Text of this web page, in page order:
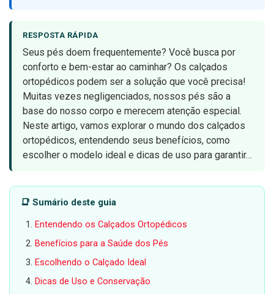
RESPOSTA RÁPIDA
Seus pés doem frequentemente? Você busca por
conforto e bem-estar ao caminhar? Os calçados
ortopédicos podem ser a solução que você precisa!
Muitas vezes negligenciados, nossos pés são a
base do nosso corpo e merecem atenção especial.
Neste artigo, vamos explorar o mundo dos calçados
ortopédicos, entendendo seus benefícios, como
escolher o modelo ideal e dicas de uso para garantir…
📑 Sumário deste guia
Entendendo os Calçados Ortopédicos
Benefícios para a Saúde dos Pés
Escolhendo o Calçado Ideal
Dicas de Uso e Conservação